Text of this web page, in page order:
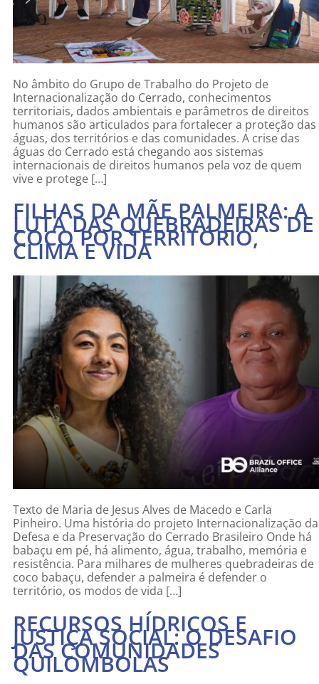
No âmbito do Grupo de Trabalho do Projeto de
Internacionalização do Cerrado, conhecimentos
territoriais, dados ambientais e parâmetros de direitos
humanos são articulados para fortalecer a proteção das
águas, dos territórios e das comunidades. A crise das
águas do Cerrado está chegando aos sistemas
internacionais de direitos humanos pela voz de quem
vive e protege […]
FILHAS DA MÃE PALMEIRA: A
LUTA DAS QUEBRADEIRAS DE
COCO POR TERRITÓRIO,
CLIMA E VIDA
Texto de Maria de Jesus Alves de Macedo e Carla
Pinheiro. Uma história do projeto Internacionalização da
Defesa e da Preservação do Cerrado Brasileiro Onde há
babaçu em pé, há alimento, água, trabalho, memória e
resistência. Para milhares de mulheres quebradeiras de
coco babaçu, defender a palmeira é defender o
território, os modos de vida […]
RECURSOS HÍDRICOS E
JUSTIÇA SOCIAL: O DESAFIO
DAS COMUNIDADES
QUILOMBOLAS